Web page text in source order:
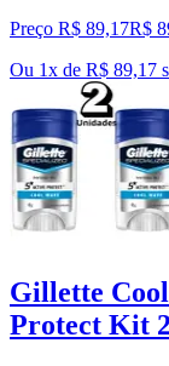
Preço R$ 89,17R$
Ou 1x de R$ 89,17
Gillette
Protect Kit